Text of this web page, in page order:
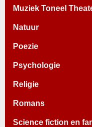
Muziek Toneel
Natuur
Poezie
Psychologie
Religie
Romans
Science fiction en